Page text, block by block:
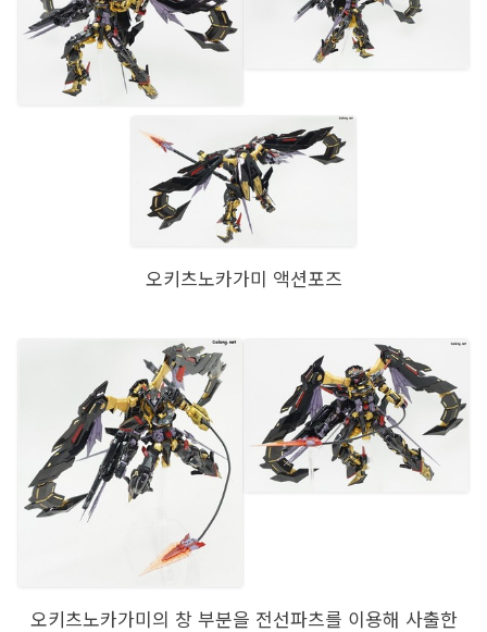
오키츠노카가미 액션포즈
오키츠노카가미의 창 부분을 전선파츠를 이용해 사출한